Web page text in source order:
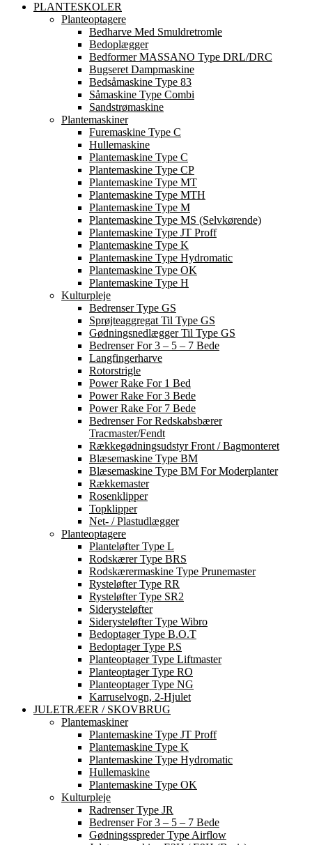
PLANTESKOLER
Planteoptagere
Bedharve Med Smuldretromle
Bedoplægger
Bedformer MASSANO Type DRL/DRC
Bugseret Dampmaskine
Bedsåmaskine Type 83
Såmaskine Type Combi
Sandstrømaskine
Plantemaskiner
Furemaskine Type C
Hullemaskine
Plantemaskine Type C
Plantemaskine Type CP
Plantemaskine Type MT
Plantemaskine Type MTH
Plantemaskine Type M
Plantemaskine Type MS (Selvkørende)
Plantemaskine Type JT Proff
Plantemaskine Type K
Plantemaskine Type Hydromatic
Plantemaskine Type OK
Plantemaskine Type H
Kulturpleje
Bedrenser Type GS
Sprøjteaggregat Til Type GS
Gødningsnedlægger Til Type GS
Bedrenser For 3 – 5 – 7 Bede
Langfingerharve
Rotorstrigle
Power Rake For 1 Bed
Power Rake For 3 Bede
Power Rake For 7 Bede
Bedrenser For Redskabsbærer
Tracmaster/Fendt
Rækkegødningsudstyr Front / Bagmonteret
Blæsemaskine Type BM
Blæsemaskine Type BM For Moderplanter
Rækkemaster
Rosenklipper
Topklipper
Net- / Plastudlægger
Planteoptagere
Planteløfter Type L
Rodskærer Type BRS
Rodskærermaskine Type Prunemaster
Rysteløfter Type RR
Rysteløfter Type SR2
Siderysteløfter
Siderysteløfter Type Wibro
Bedoptager Type B.O.T
Bedoptager Type P.S
Planteoptager Type Liftmaster
Planteoptager Type RO
Planteoptager Type NG
Karruselvogn, 2-Hjulet
JULETRÆER / SKOVBRUG
Plantemaskiner
Plantemaskine Type JT Proff
Plantemaskine Type K
Plantemaskine Type Hydromatic
Hullemaskine
Plantemaskine Type OK
Kulturpleje
Radrenser Type JR
Bedrenser For 3 – 5 – 7 Bede
Gødningsspreder Type Airflow